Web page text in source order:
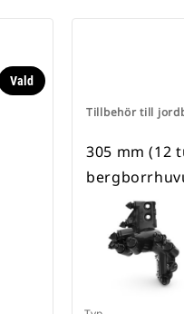
Vald
Tillbehör till
305 mm (12